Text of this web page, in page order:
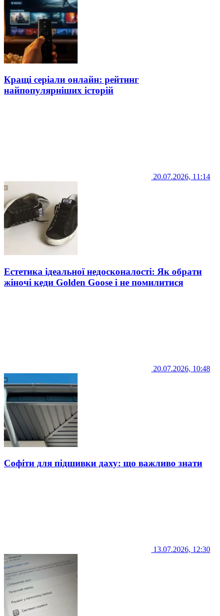
Кращі серіали онлайн: рейтинг
найпопулярніших історій
20.07.2026, 11:14
Естетика ідеальної недосконалості: Як обрати
жіночі кеди Golden Goose і не помилитися
20.07.2026, 10:48
Софіти для підшивки даху: що важливо знати
13.07.2026, 12:30